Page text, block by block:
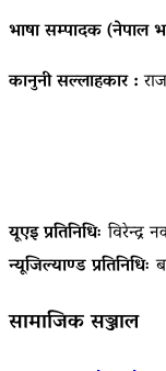
भाषा सम्पादक (नेपाल
कानुनी सल्लाहकार :
यूएइ प्रतिनिधिः विरेन्द्र
न्यूजिल्याण्ड प्रतिनिधिः
सामाजिक सञ्जाल